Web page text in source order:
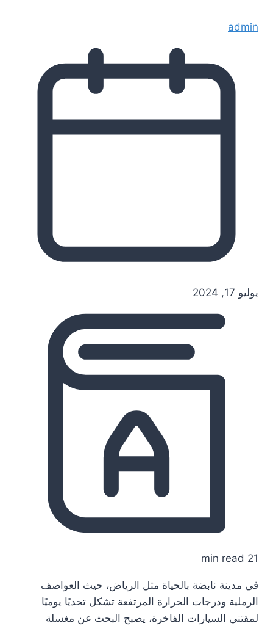
admin
يوليو 17, 2024
21 min read
في مدينة نابضة بالحياة مثل الرياض، حيث العواصف
الرملية ودرجات الحرارة المرتفعة تشكل تحديًا يوميًا
لمقتني السيارات الفاخرة، يصبح البحث عن مغسلة